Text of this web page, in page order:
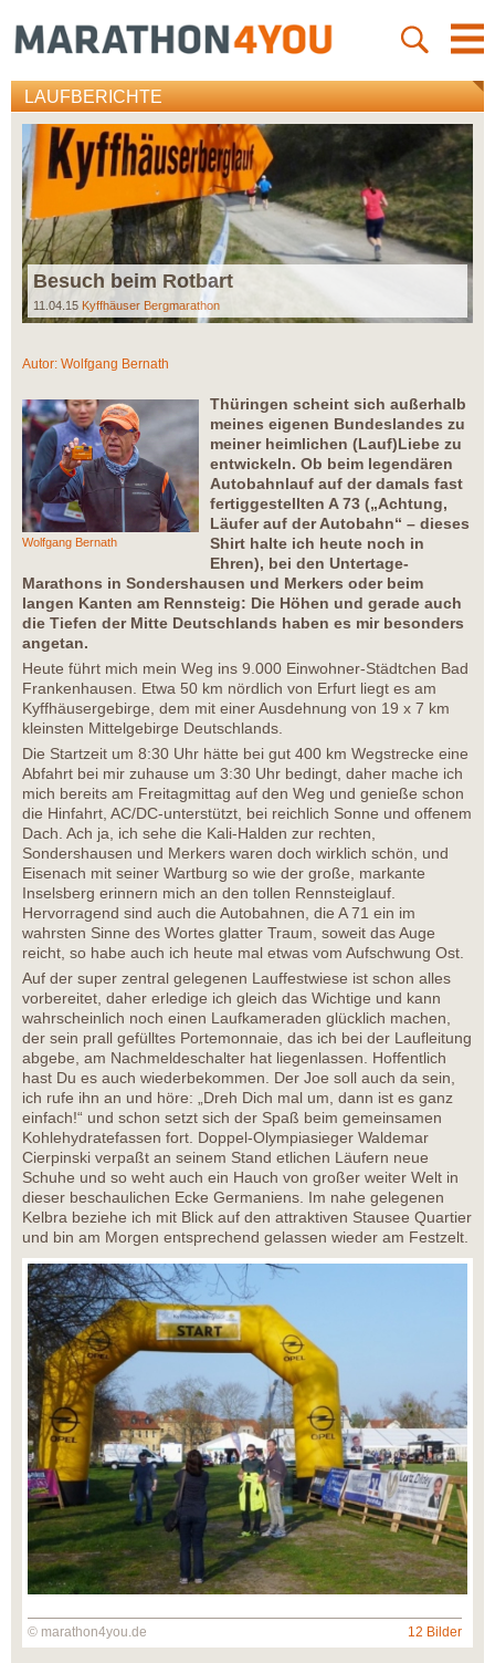
LAUFBERICHTE
Besuch beim Rotbart
11.04.15 Kyffhäuser Bergmarathon
Autor: Wolfgang Bernath
Wolfgang Bernath
Thüringen scheint sich außerhalb
meines eigenen Bundeslandes zu
meiner heimlichen (Lauf)Liebe zu
entwickeln. Ob beim legendären
Autobahnlauf auf der damals fast
fertiggestellten A 73 („Achtung,
Läufer auf der Autobahn“ – dieses
Shirt halte ich heute noch in
Ehren), bei den Untertage-
Marathons in Sondershausen und Merkers oder beim
langen Kanten am Rennsteig: Die Höhen und gerade auch
die Tiefen der Mitte Deutschlands haben es mir besonders
angetan.
Heute führt mich mein Weg ins 9.000 Einwohner-Städtchen Bad
Frankenhausen. Etwa 50 km nördlich von Erfurt liegt es am
Kyffhäusergebirge, dem mit einer Ausdehnung von 19 x 7 km
kleinsten Mittelgebirge Deutschlands.
Die Startzeit um 8:30 Uhr hätte bei gut 400 km Wegstrecke eine
Abfahrt bei mir zuhause um 3:30 Uhr bedingt, daher mache ich
mich bereits am Freitagmittag auf den Weg und genieße schon
die Hinfahrt, AC/DC-unterstützt, bei reichlich Sonne und offenem
Dach. Ach ja, ich sehe die Kali-Halden zur rechten,
Sondershausen und Merkers waren doch wirklich schön, und
Eisenach mit seiner Wartburg so wie der große, markante
Inselsberg erinnern mich an den tollen Rennsteiglauf.
Hervorragend sind auch die Autobahnen, die A 71 ein im
wahrsten Sinne des Wortes glatter Traum, soweit das Auge
reicht, so habe auch ich heute mal etwas vom Aufschwung Ost.
Auf der super zentral gelegenen Lauffestwiese ist schon alles
vorbereitet, daher erledige ich gleich das Wichtige und kann
wahrscheinlich noch einen Laufkameraden glücklich machen,
der sein prall gefülltes Portemonnaie, das ich bei der Laufleitung
abgebe, am Nachmeldeschalter hat liegenlassen. Hoffentlich
hast Du es auch wiederbekommen. Der Joe soll auch da sein,
ich rufe ihn an und höre: „Dreh Dich mal um, dann ist es ganz
einfach!“ und schon setzt sich der Spaß beim gemeinsamen
Kohlehydratefassen fort. Doppel-Olympiasieger Waldemar
Cierpinski verpaßt an seinem Stand etlichen Läufern neue
Schuhe und so weht auch ein Hauch von großer weiter Welt in
dieser beschaulichen Ecke Germaniens. Im nahe gelegenen
Kelbra beziehe ich mit Blick auf den attraktiven Stausee Quartier
und bin am Morgen entsprechend gelassen wieder am Festzelt.
© marathon4you.de 12 Bilder